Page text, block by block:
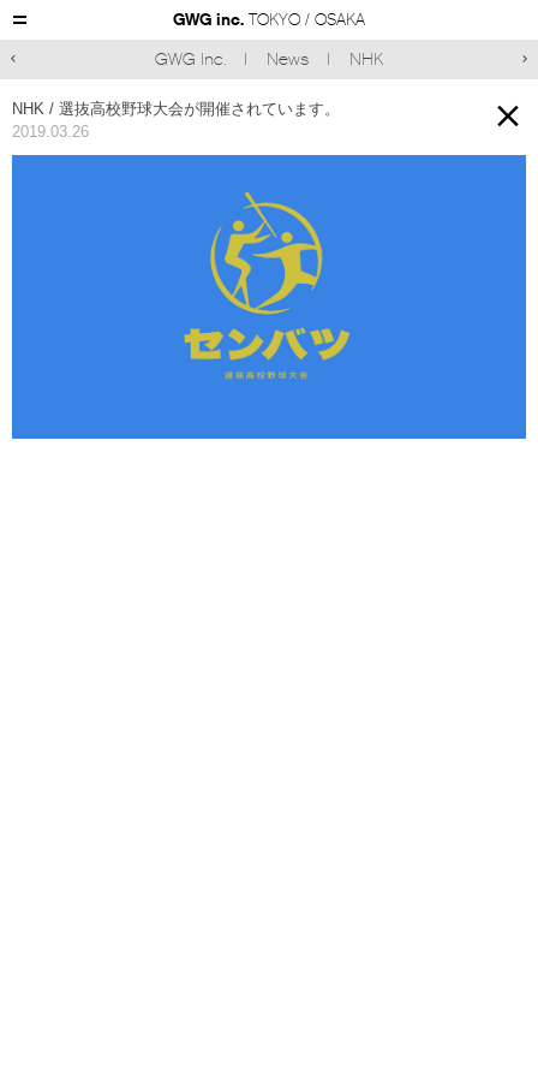
GWG inc. TOKYO / OSAKA
GWG Inc.
News NHK
NHK / 選抜高校野球大会が開催されています。
2019.03.26

 